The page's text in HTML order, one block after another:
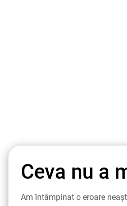
Ceva nu a
Am întâmpinat o eroare